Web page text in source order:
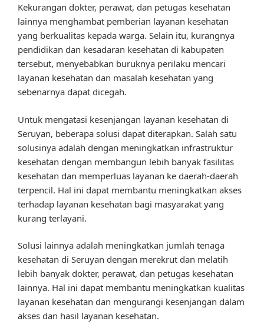
Kekurangan dokter, perawat, dan petugas kesehatan
lainnya menghambat pemberian layanan kesehatan
yang berkualitas kepada warga. Selain itu, kurangnya
pendidikan dan kesadaran kesehatan di kabupaten
tersebut, menyebabkan buruknya perilaku mencari
layanan kesehatan dan masalah kesehatan yang
sebenarnya dapat dicegah.
Untuk mengatasi kesenjangan layanan kesehatan di
Seruyan, beberapa solusi dapat diterapkan. Salah satu
solusinya adalah dengan meningkatkan infrastruktur
kesehatan dengan membangun lebih banyak fasilitas
kesehatan dan memperluas layanan ke daerah-daerah
terpencil. Hal ini dapat membantu meningkatkan akses
terhadap layanan kesehatan bagi masyarakat yang
kurang terlayani.
Solusi lainnya adalah meningkatkan jumlah tenaga
kesehatan di Seruyan dengan merekrut dan melatih
lebih banyak dokter, perawat, dan petugas kesehatan
lainnya. Hal ini dapat membantu meningkatkan kualitas
layanan kesehatan dan mengurangi kesenjangan dalam
akses dan hasil layanan kesehatan.